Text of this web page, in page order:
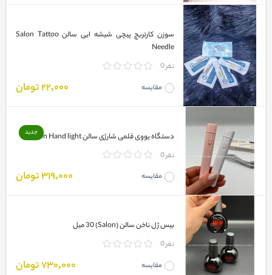
سوزن کارتریچ پیچی شیشه ایی سالن Salon Tattoo
Needle
0 نفر
مقایسه 22,000 تومان
دستگاه یووی قلمی شارژی سالن Salon Hand light
0 نفر
مقایسه 319,000 تومان
جدید
بیس ژل ناخن سالن (Salon) 30 میل
0 نفر
مقایسه 730,000 تومان